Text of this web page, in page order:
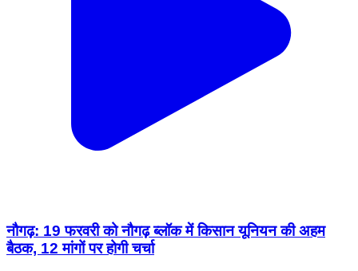
नौगढ़: 19 फरवरी को नौगढ़ ब्लॉक में किसान यूनियन की अहम
बैठक, 12 मांगों पर होगी चर्चा